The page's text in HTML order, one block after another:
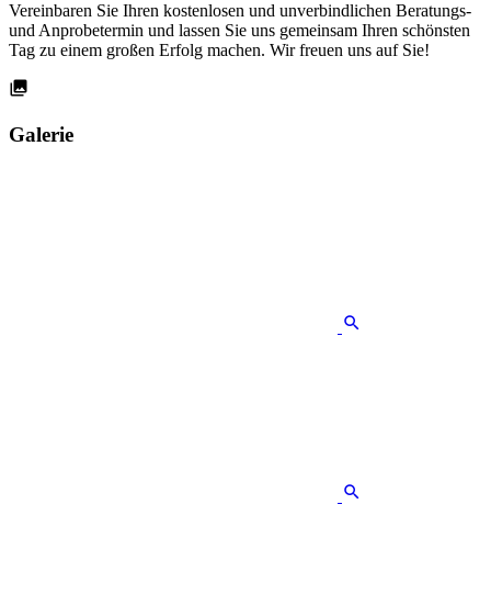
Vereinbaren Sie Ihren kostenlosen und unverbindlichen Beratungs-
und Anprobetermin und lassen Sie uns gemeinsam Ihren schönsten
Tag zu einem großen Erfolg machen. Wir freuen uns auf Sie!
Galerie